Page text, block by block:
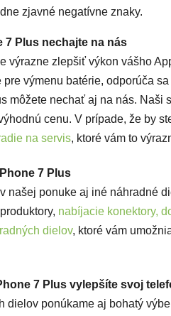
zjavné negatívne znaky.
7 Plus nechajte na nás
výrazne zlepšiť výkon vášho
výmenu batérie, odporúča
môžete nechať aj na nás. Naši
cenu. V prípade, že by
na servis, ktoré vám to
7 Plus
našej ponuke aj iné náhradné
nabíjacie konektory,
dielov, ktoré vám
7 Plus vylepšíte svoj
dielov ponúkame aj bohatý